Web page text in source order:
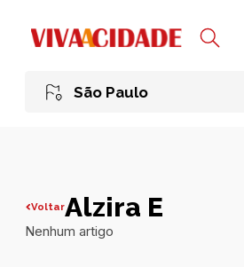
São Paulo
VoltarAlzira E
Nenhum artigo